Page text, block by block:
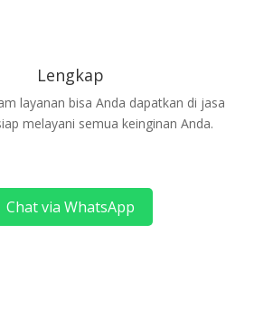
Lengkap
layanan bisa Anda dapatkan di jasa
melayani semua keinginan Anda.
Chat via WhatsApp